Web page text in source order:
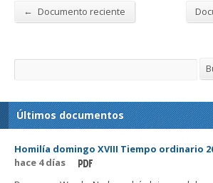
← Documento reciente
Buscar
Últimos documentos
Homilía domingo XVIII Tiempo ordinario
hace 4 días